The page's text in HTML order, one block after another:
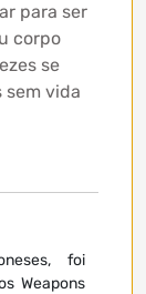
para ser
corpo
se
sem vida
foi
Weapons